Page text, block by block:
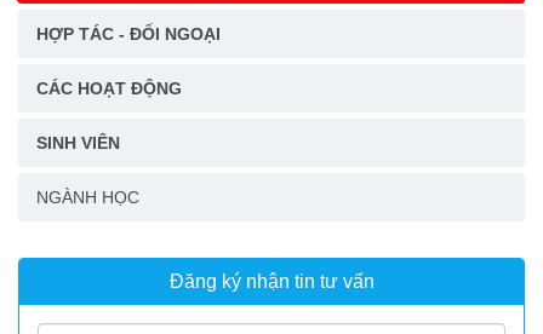
HỢP TÁC - ĐỐI NGOẠI
CÁC HOẠT ĐỘNG
SINH VIÊN
NGÀNH HỌC
Đăng ký nhận tin tư vấn